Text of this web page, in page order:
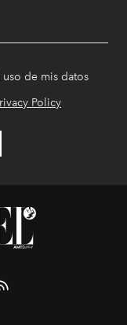
de mis datos
Policy